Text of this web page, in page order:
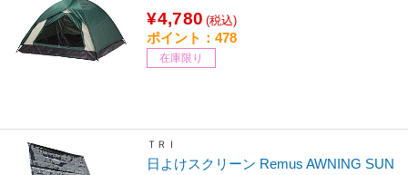
¥4,780 (税込)
ポイント：478
在庫限り
ＴＲＩ
日よけスクリーン Remus AWNING SUN